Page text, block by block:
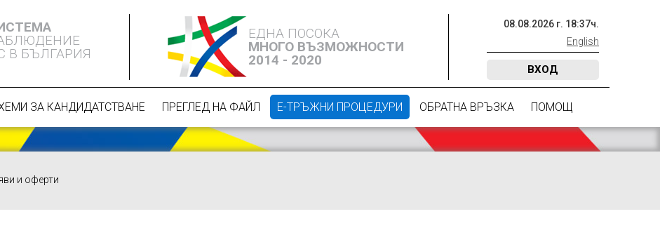
В БЪЛГАРИЯ
ЕДНА ПОСОКА
МНОГО ВЪЗМОЖНОСТИ
2014 - 2020
08.08.2026 г. 18:37ч.
English
ВХОД
ЗА КАНДИДАТСТВАНЕ ПРЕГЛЕД НА ФАЙЛ Е-ТРЪЖНИ ПРОЦЕДУРИ ОБРАТНА ВРЪЗКА ПОМОЩ
и оферти